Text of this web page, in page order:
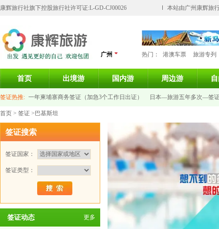
康辉旅行社旗下控股旅行社许可证:L-GD-CJ00026 本站由广州康辉旅
广州 热门： 港澳车票 旅游专列
首页 出境游 国内游 周边游
签证热推: 一年柬埔寨商务签证（加急3个工作日出证） 日本—旅游五年多次—签
意大利签证-个人旅游签证
首页 > 签证 >巴基斯坦
签证搜索
签证国家：
签证类型：
签证动态 更多